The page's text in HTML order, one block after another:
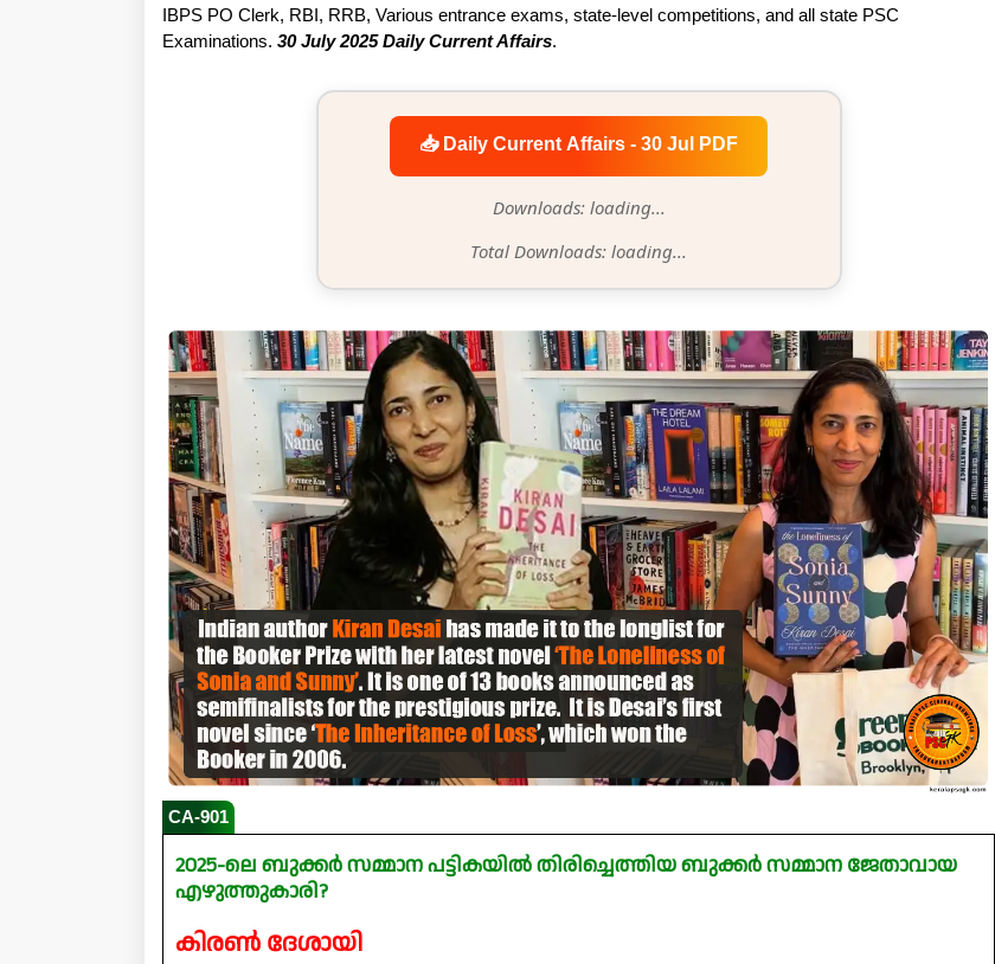
IBPS PO Clerk, RBI, RRB, Various entrance exams, state-level competitions, and all state PSC
Examinations. 30 July 2025 Daily Current Affairs.
📥 Daily Current Affairs - 30 Jul PDF
Downloads: loading...
Total Downloads: loading...
CA-901
2025-ലെ ബുക്കർ സമ്മാന പട്ടികയിൽ തിരിച്ചെത്തിയ ബുക്കർ സമ്മാന ജേതാവായ
എഴുത്തുകാരി?
കിരൺ ദേശായി